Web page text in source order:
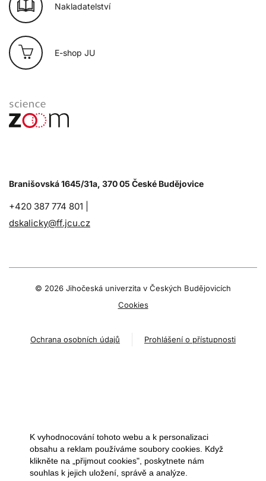
Nakladatelství
E-shop JU
Branišovská 1645/31a, 370 05 České Budějovice
+420 387 774 801 |
dskalicky@ff.jcu.cz
© 2026 Jihočeská univerzita v Českých Budějovicích
Cookies
Ochrana osobních údajů Prohlášení o přístupnosti
K vyhodnocování tohoto webu a k personalizaci
obsahu a reklam používáme soubory cookies. Když
klikněte na „přijmout cookies", poskytnete nám
souhlas k jejich uložení, správě a analýze.